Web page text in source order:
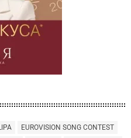
EUROVISION SONG CONTEST